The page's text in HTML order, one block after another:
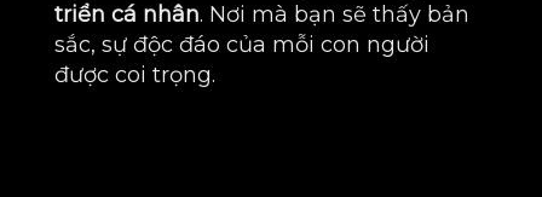
triển cá nhân. Nơi mà bạn sẽ thấy bản
sắc, sự độc đáo của mỗi con người
được coi trọng.